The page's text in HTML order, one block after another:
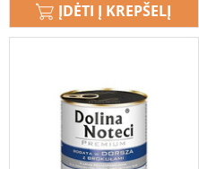
ĮDĖTI Į KREPŠELĮ